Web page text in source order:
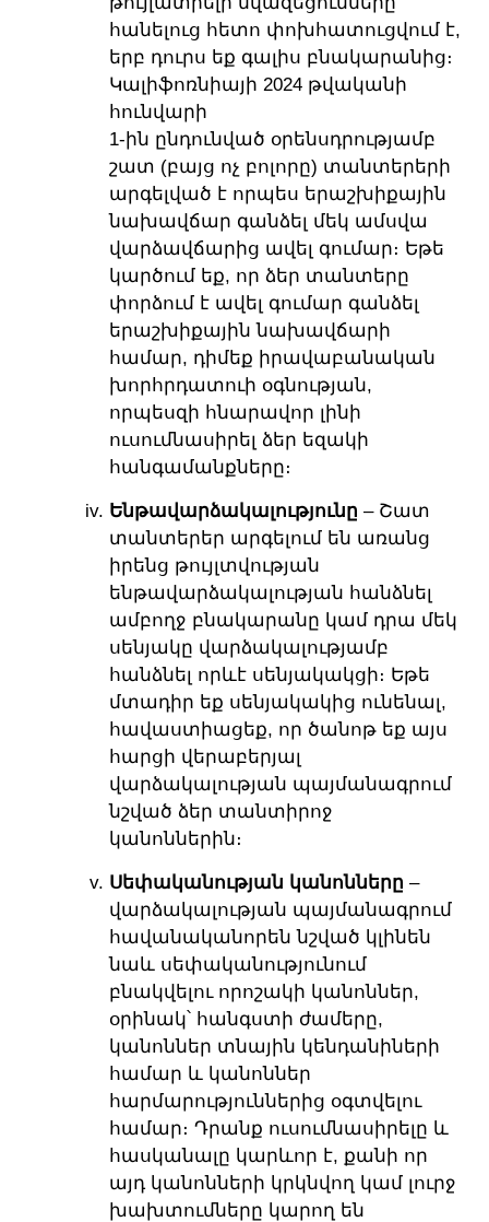
հանելուց հետո փոխհատուցվում է,
երբ դուրս եք գալիս բնակարանից։
Կալիֆոռնիայի 2024 թվականի
հունվարի
1-ին ընդունված օրենսդրությամբ
շատ (բայց ոչ բոլորը) տանտերերի
արգելված է որպես երաշխիքային
նախավճար գանձել մեկ ամսվա
վարձավճարից ավել գումար։ Եթե
կարծում եք, որ ձեր տանտերը
փորձում է ավել գումար գանձել
երաշխիքային նախավճարի
համար, դիմեք իրավաբանական
խորհրդատուի օգնության,
որպեսզի հնարավոր լինի
ուսումնասիրել ձեր եզակի
հանգամանքները։
Ենթավարձակալությունը – Շատ
տանտերեր արգելում են առանց
իրենց թույլտվության
ենթավարձակալության հանձնել
ամբողջ բնակարանը կամ դրա մեկ
սենյակը վարձակալությամբ
հանձնել որևէ սենյակակցի։ Եթե
մտադիր եք սենյակակից ունենալ,
հավաստիացեք, որ ծանոթ եք այս
հարցի վերաբերյալ
վարձակալության պայմանագրում
նշված ձեր տանտիրոջ
կանոններին։
Սեփականության կանոնները –
վարձակալության պայմանագրում
հավանականորեն նշված կլինեն
նաև սեփականությունում
բնակվելու որոշակի կանոններ,
օրինակ՝ հանգստի ժամերը,
կանոններ տնային կենդանիների
համար և կանոններ
հարմարություններից օգտվելու
համար։ Դրանք ուսումնասիրելը և
հասկանալը կարևոր է, քանի որ
այդ կանոնների կրկնվող կամ լուրջ
խախտումները կարող են